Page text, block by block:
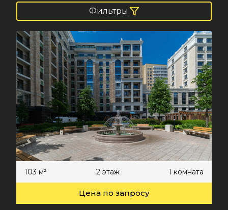
Фильтры
103 м² 2 этаж 1 комната
Цена по запросу